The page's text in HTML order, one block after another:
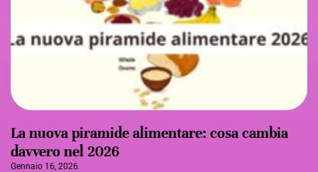
La nuova piramide alimentare: cosa cambia
davvero nel 2026
Gennaio 16, 2026